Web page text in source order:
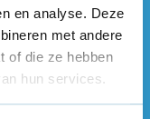
en analyse. Deze
met andere
of die ze hebben
hun services.